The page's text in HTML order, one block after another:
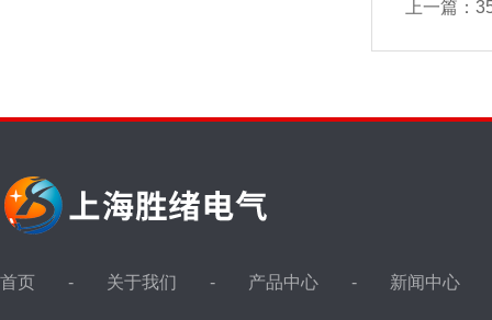
上一篇：
首页 关于我们 产品中心 新闻中心